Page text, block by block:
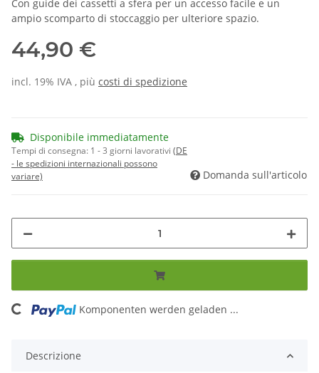
Con guide dei cassetti a sfera per un accesso facile e un
ampio scomparto di stoccaggio per ulteriore spazio.
44,90 €
incl. 19% IVA , più costi di spedizione
Disponibile immediatamente
Tempi di consegna: 1 - 3 giorni lavorativi (DE
- le spedizioni internazionali possono
variare)
Domanda sull'articolo
Komponenten werden geladen ...
Descrizione